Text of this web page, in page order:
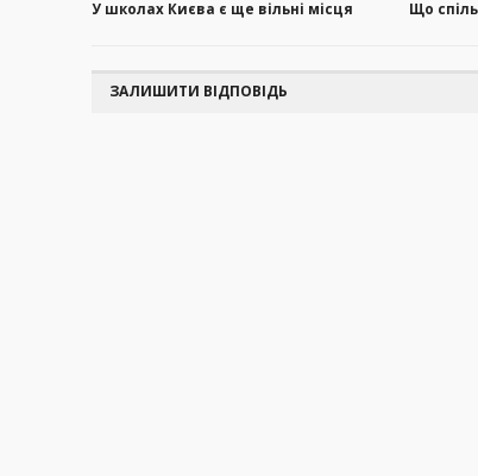
У школах Києва є ще вільні місця Що
ЗАЛИШИТИ ВІДПОВІДЬ